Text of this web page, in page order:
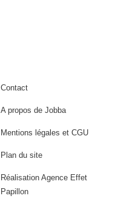
Contact
A propos de Jobba
Mentions légales et CGU
Plan du site
Réalisation Agence Effet
Papillon